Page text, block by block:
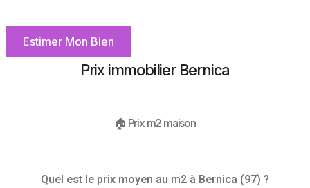
Estimer Mon Bien
Prix immobilier Bernica
🏠 Prix m2 maison
Quel est le prix moyen au m2 à Bernica (97) ?